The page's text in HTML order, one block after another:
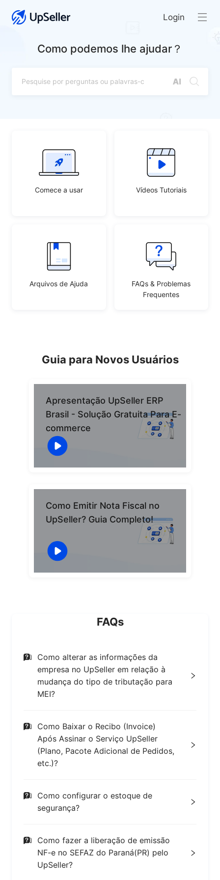
Login
Como podemos lhe ajudar？
Comece a usar Vídeos Tutoriais
Arquivos de Ajuda
FAQs & Problemas
Frequentes
Guia para Novos Usuários
Apresentação UpSeller ERP
Brasil - Solução Gratuita Para E-
commerce
Como Emitir Nota Fiscal no
UpSeller? Guia Completo!
FAQs
Como alterar as informações da
empresa no UpSeller em relação à
mudança do tipo de tributação para
MEI?
Como Baixar o Recibo (Invoice)
Após Assinar o Serviço UpSeller
(Plano, Pacote Adicional de Pedidos,
etc.)?
Como configurar o estoque de
segurança?
Como fazer a liberação de emissão
NF-e no SEFAZ do Paraná(PR) pelo
UpSeller?